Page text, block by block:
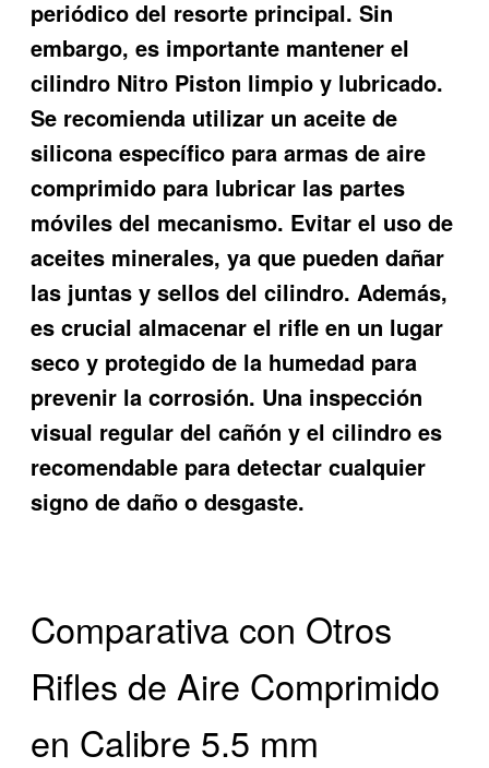
periódico del resorte principal. Sin
embargo, es importante mantener el
cilindro Nitro Piston limpio y lubricado.
Se recomienda utilizar un aceite de
silicona específico para armas de aire
comprimido para lubricar las partes
móviles del mecanismo. Evitar el uso de
aceites minerales, ya que pueden dañar
las juntas y sellos del cilindro. Además,
es crucial almacenar el rifle en un lugar
seco y protegido de la humedad para
prevenir la corrosión. Una inspección
visual regular del cañón y el cilindro es
recomendable para detectar cualquier
signo de daño o desgaste.
Comparativa con Otros
Rifles de Aire Comprimido
en Calibre 5.5 mm